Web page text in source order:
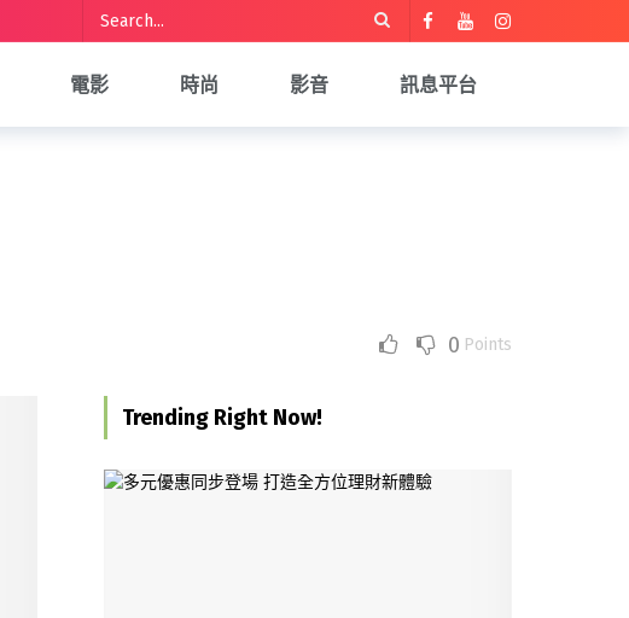
電影 時尚 影音 訊息平台
0 Points
Trending Right Now!